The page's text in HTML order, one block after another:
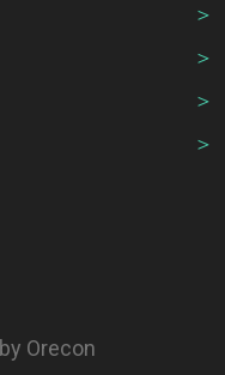
＞
＞
＞
＞
by Orecon